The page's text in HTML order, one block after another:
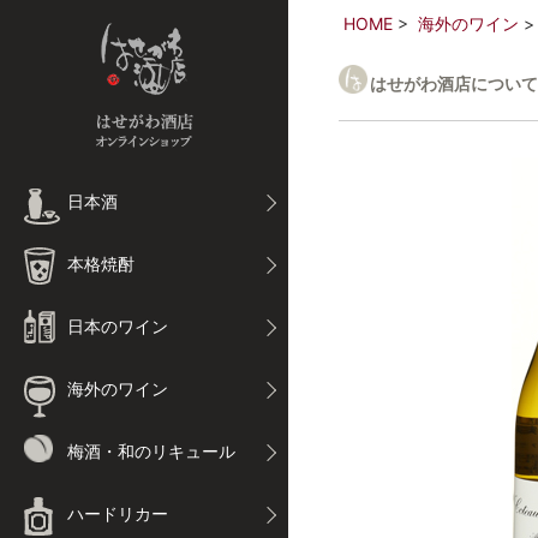
日本酒
本格焼酎
日本のワイン
海外のワイン
梅酒・和のリキュール
ハードリカー
HOME 海外のワイン
はせがわ酒店について